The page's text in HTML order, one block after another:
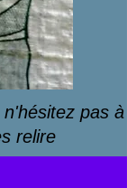
pas à
relire